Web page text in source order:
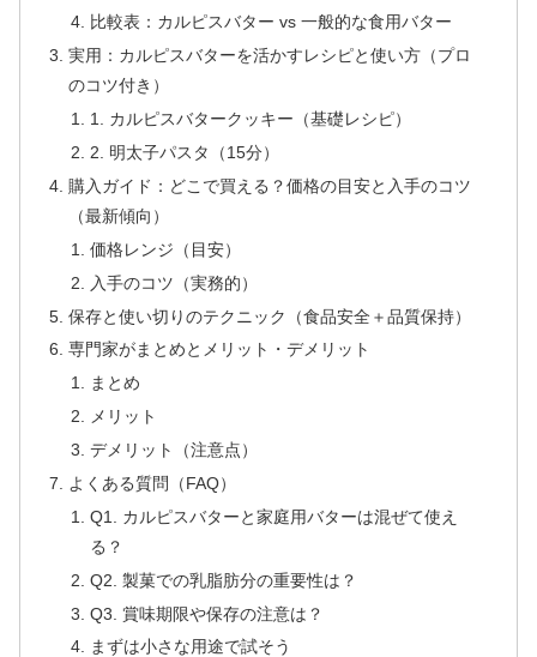
比較表：カルピスバター vs 一般的な食用バター
実用：カルピスバターを活かすレシピと使い方（プロ
のコツ付き）
1. カルピスバタークッキー（基礎レシピ）
2. 明太子パスタ（15分）
購入ガイド：どこで買える？価格の目安と入手のコツ
（最新傾向）
価格レンジ（目安）
入手のコツ（実務的）
保存と使い切りのテクニック（食品安全＋品質保持）
専門家がまとめとメリット・デメリット
まとめ
メリット
デメリット（注意点）
よくある質問（FAQ）
Q1. カルピスバターと家庭用バターは混ぜて使え
る？
Q2. 製菓での乳脂肪分の重要性は？
Q3. 賞味期限や保存の注意は？
まずは小さな用途で試そう